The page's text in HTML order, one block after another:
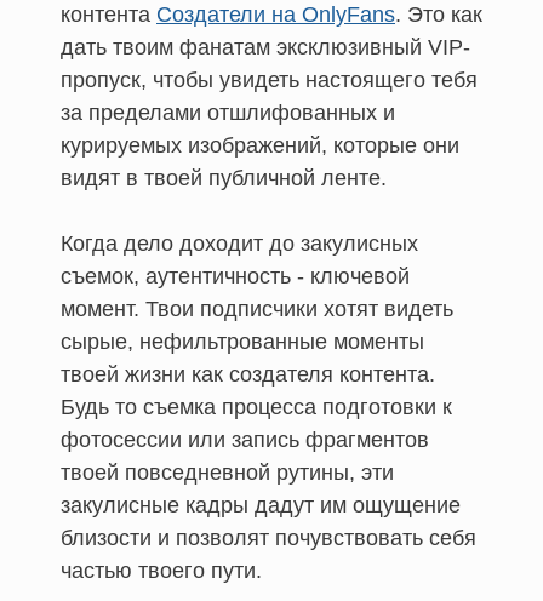
контента Создатели на OnlyFans. Это как
дать твоим фанатам эксклюзивный VIP-
пропуск, чтобы увидеть настоящего тебя
за пределами отшлифованных и
курируемых изображений, которые они
видят в твоей публичной ленте.
Когда дело доходит до закулисных
съемок, аутентичность - ключевой
момент. Твои подписчики хотят видеть
сырые, нефильтрованные моменты
твоей жизни как создателя контента.
Будь то съемка процесса подготовки к
фотосессии или запись фрагментов
твоей повседневной рутины, эти
закулисные кадры дадут им ощущение
близости и позволят почувствовать себя
частью твоего пути.